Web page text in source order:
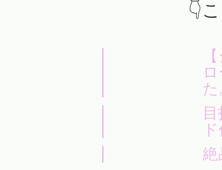
👇
絶